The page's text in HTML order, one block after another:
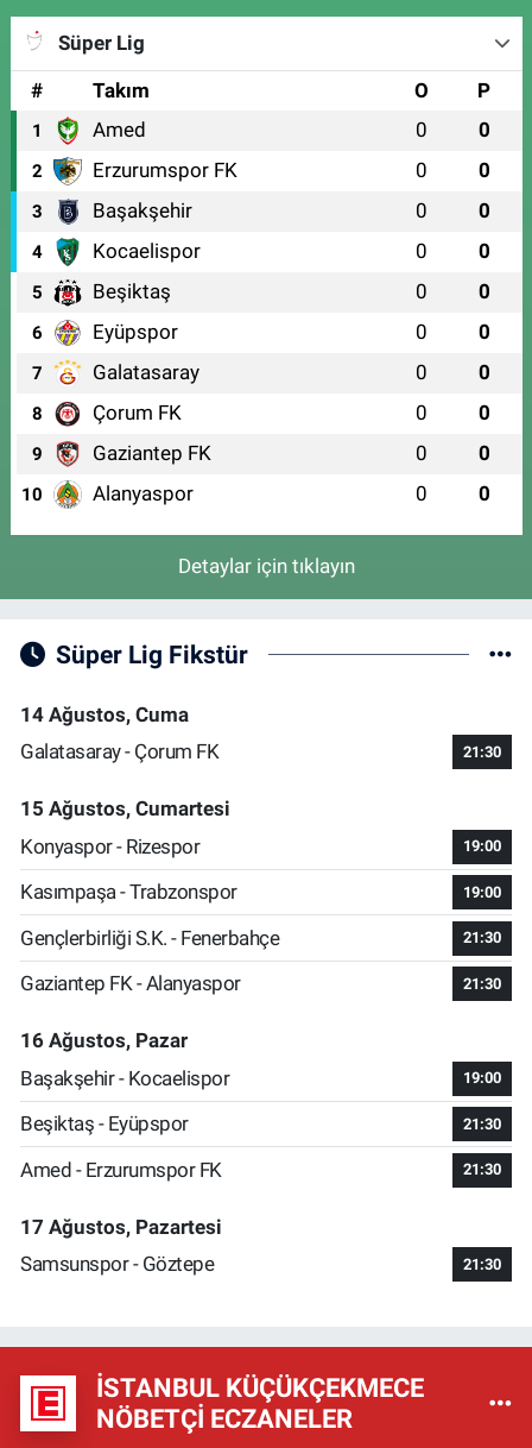
Süper Lig
#
Takım O P
1 Amed 0 0
2 Erzurumspor FK 0 0
3 Başakşehir 0 0
4 Kocaelispor 0 0
5 Beşiktaş 0 0
6 Eyüpspor 0 0
7 Galatasaray 0 0
8 Çorum FK 0 0
9 Gaziantep FK 0 0
10 Alanyaspor 0 0
Detaylar için tıklayın
Süper Lig Fikstür
14 Ağustos, Cuma
Galatasaray - Çorum FK
21:30
15 Ağustos, Cumartesi
Konyaspor - Rizespor
19:00
Kasımpaşa - Trabzonspor 19:00
Gençlerbirliği S.K. - Fenerbahçe 21:30
Gaziantep FK - Alanyaspor 21:30
16 Ağustos, Pazar
Başakşehir - Kocaelispor
19:00
Beşiktaş - Eyüpspor 21:30
Amed - Erzurumspor FK 21:30
17 Ağustos, Pazartesi
Samsunspor - Göztepe
21:30
İSTANBUL KÜÇÜKÇEKMECE
NÖBETÇI ECZANELER